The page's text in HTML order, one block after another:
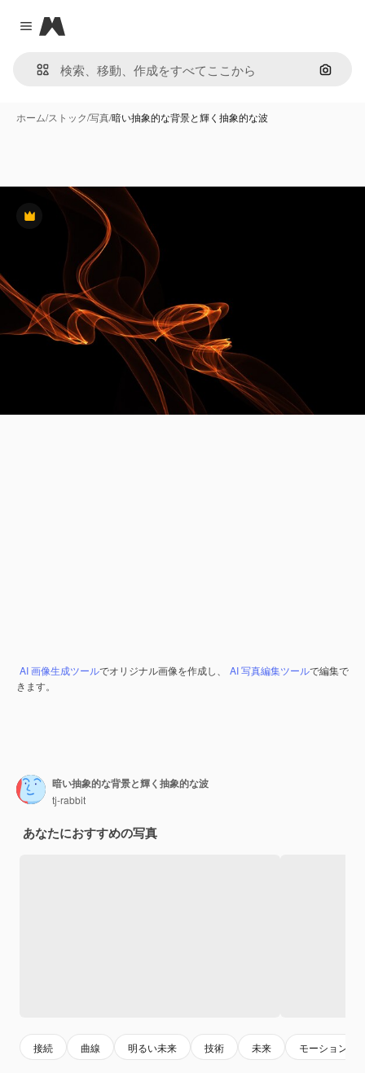
Close menu
Magnific
画像で
ホーム/ストック/写真/暗い抽象的な背景と輝く抽象的な波
Premium
AI 画像生成ツールでオリジナル画像を作成し、 AI 写真編集ツールで編集で
きます。
暗い抽象的な背景と輝く抽象的な波
tj-rabbit
あなたにおすすめの写真
接続 曲線 明るい未来 技術 未来 モーション